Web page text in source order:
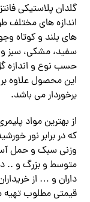
گلدان پلاستیکی
اندازه های مختلف
های بلند و کوتاه
سفید، مشکی، سبز
حسب نوع و اندازه
این محصول علاوه
برخوردار می باشد.
از بهترین مواد
که در برابر نور
وزنی سبک و حمل
متوسط و بزرگ و ..
داران و … از
قیمتی مطلوب تهیه